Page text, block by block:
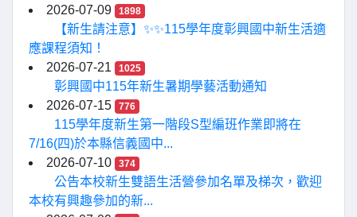
2026-07-09
1898
【新生請注意】✨✨115學年度彰興國中新生活適
應課程須知！
2026-07-21
1025
彰興國中115年新生暑期學藝活動通知
2026-07-15
776
115學年度新生第一階段S型編班作業即將在
7/16(四)於本縣信義國中...
2026-07-10
374
公告本校新生雙語生活營參加名單及梯次，歡迎
本校有興趣參加的新...